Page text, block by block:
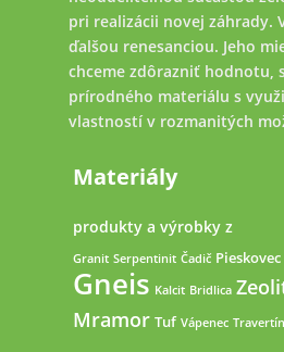
pri realizácii novej záhrady.
ďalšou renesanciou. Jeho
chceme zdôrazniť hodnotu,
prírodného materiálu s
vlastností v rozmanitých
Materiály
produkty a výrobky z
Granit Serpentinit Čadič Pieskovec
Gneis Kalcit Bridlica
Mramor Tuf Vápenec Travertín